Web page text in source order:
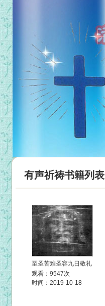
有声祈祷书籍列表
至圣苦难圣容九日敬礼
观看：9547次
时间：2019-10-18